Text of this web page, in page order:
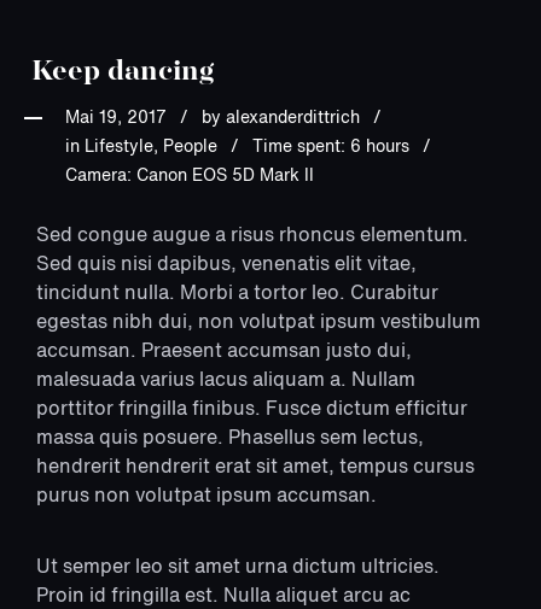
Keep dancing
Mai 19, 2017 by alexanderdittrich
in Lifestyle, People
Time spent: 6 hours
Camera: Canon EOS 5D Mark II
Sed congue augue a risus rhoncus elementum.
Sed quis nisi dapibus, venenatis elit vitae,
tincidunt nulla. Morbi a tortor leo. Curabitur
egestas nibh dui, non volutpat ipsum vestibulum
accumsan. Praesent accumsan justo dui,
malesuada varius lacus aliquam a. Nullam
porttitor fringilla finibus. Fusce dictum efficitur
massa quis posuere. Phasellus sem lectus,
hendrerit hendrerit erat sit amet, tempus cursus
purus non volutpat ipsum accumsan.
Ut semper leo sit amet urna dictum ultricies.
Proin id fringilla est. Nulla aliquet arcu ac